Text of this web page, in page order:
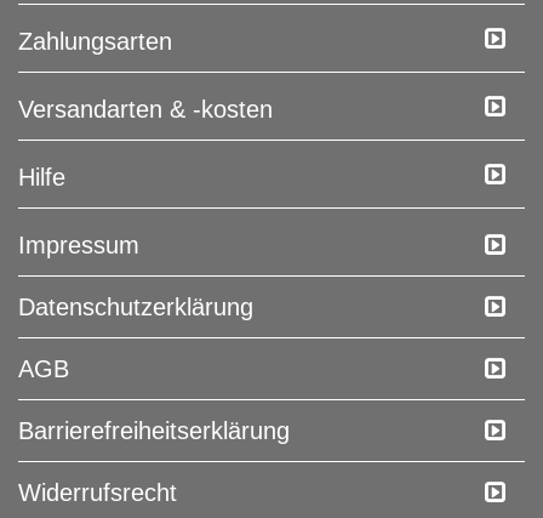
Zahlungsarten
Versandarten & -kosten
Hilfe
Impressum
Daten­schutz­erklärung
AGB
Barrierefreiheitserklärung
Widerrufs­recht